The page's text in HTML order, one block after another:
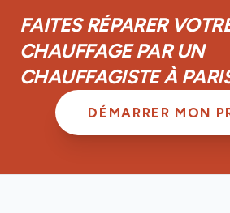
FAITES RÉPARER
CHAUFFAGE PAR UN
CHAUFFAGISTE À
DÉMARRER MON